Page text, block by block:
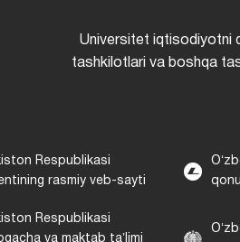
Universitet iqtisodiyotni
tashkilotlari va boshqa
Respublikasi
rasmiy veb-sayti
Respublikasi
va maktab taʼlimi